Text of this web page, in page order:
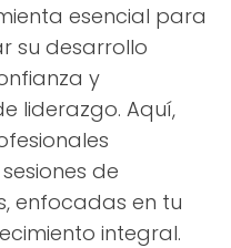
esencial para
su desarrollo
y
liderazgo. Aquí,
de
enfocadas en tu
integral.